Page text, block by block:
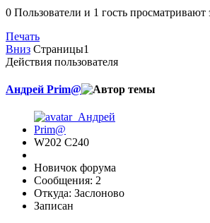
0 Пользователи и 1 гость просматривают
Печать
Вниз Страницы1
Действия пользователя
Андрей Prim@
W202 C240
Новичок форума
Сообщения: 2
Откуда: Заслоново
Записан